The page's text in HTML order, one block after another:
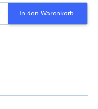
In den Warenkorb